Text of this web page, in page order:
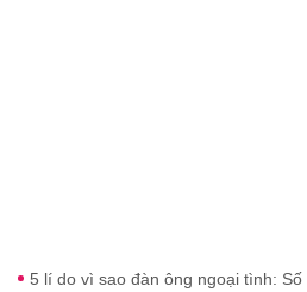
5 lí do vì sao đàn ông ngoại tình: